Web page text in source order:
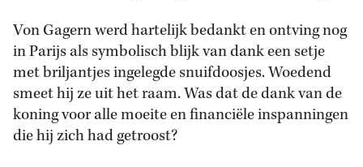
Von Gagern werd hartelijk bedankt en ontving nog
in Parijs als symbolisch blijk van dank een setje
met briljantjes ingelegde snuifdoosjes. Woedend
smeet hij ze uit het raam. Was dat de dank van de
koning voor alle moeite en financiële inspanningen
die hij zich had getroost?